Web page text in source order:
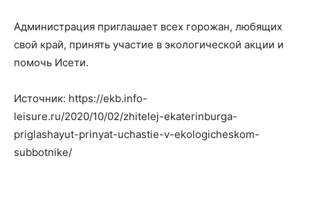
Администрация приглашает всех горожан, любящих
свой край, принять участие в экологической акции и
помочь Исети.
Источник: https://ekb.info-
leisure.ru/2020/10/02/zhitelej-ekaterinburga-
priglashayut-prinyat-uchastie-v-ekologicheskom-
subbotnike/